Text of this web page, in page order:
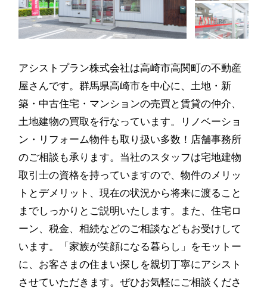
アシストプラン株式会社は高崎市高関町の不動産
屋さんです。群馬県高崎市を中心に、土地・新
築・中古住宅・マンションの売買と賃貸の仲介、
土地建物の買取を行なっています。リノベーショ
ン・リフォーム物件も取り扱い多数！店舗事務所
のご相談も承ります。当社のスタッフは宅地建物
取引士の資格を持っていますので、物件のメリッ
トとデメリット、現在の状況から将来に渡ること
までしっかりとご説明いたします。また、住宅ロ
ーン、税金、相続などのご相談などもお受けして
います。「家族が笑顔になる暮らし」をモットー
に、お客さまの住まい探しを親切丁寧にアシスト
させていただきます。ぜひお気軽にご相談くださ